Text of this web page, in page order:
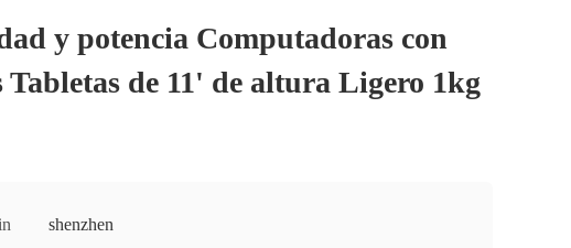
y potencia Computadoras con
Tabletas de 11' de altura Ligero 1kg
shenzhen